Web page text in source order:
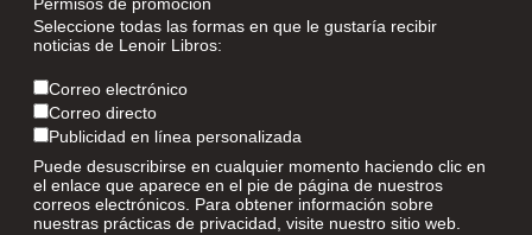
Permisos de promoción
Seleccione todas las formas en que le gustaría recibir
noticias de Lenoir Libros:
Correo electrónico
Correo directo
Publicidad en línea personalizada
Puede desuscribirse en cualquier momento haciendo clic en
el enlace que aparece en el pie de página de nuestros
correos electrónicos. Para obtener información sobre
nuestras prácticas de privacidad, visite nuestro sitio web.